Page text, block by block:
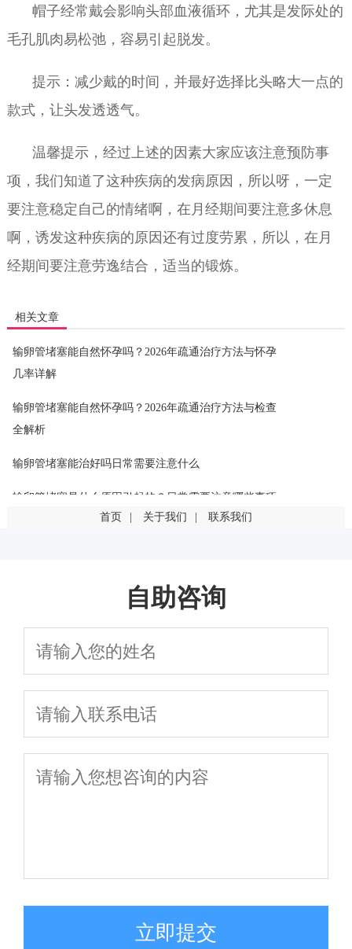
帽子经常戴会影响头部血液循环，尤其是发际处的
毛孔肌肉易松弛，容易引起脱发。
提示：减少戴的时间，并最好选择比头略大一点的
款式，让头发透透气。
温馨提示，经过上述的因素大家应该注意预防事
项，我们知道了这种疾病的发病原因，所以呀，一定
要注意稳定自己的情绪啊，在月经期间要注意多休息
啊，诱发这种疾病的原因还有过度劳累，所以，在月
经期间要注意劳逸结合，适当的锻炼。
相关文章
输卵管堵塞能自然怀孕吗？2026年疏通治疗方法与怀孕
几率详解
输卵管堵塞能自然怀孕吗？2026年疏通治疗方法与检查
全解析
输卵管堵塞能治好吗日常需要注意什么
输卵管堵塞是什么原因引起的？日常需要注意哪些事项
首页 | 关于我们 | 联系我们
自助咨询
立即提交